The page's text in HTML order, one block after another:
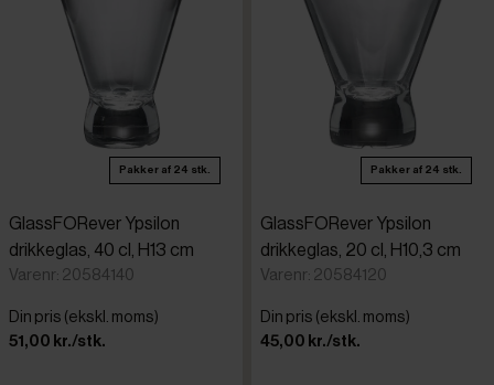
Pakker af 24 stk.
GlassFORever Ypsilon
drikkeglas, 40 cl, H13 cm
Varenr: 20584140
Din pris (ekskl. moms)
51,00 kr./stk.
Pakker af 24 stk.
GlassFORever Ypsilon
drikkeglas, 20 cl, H10,3 cm
Varenr: 20584120
Din pris (ekskl. moms)
45,00 kr./stk.